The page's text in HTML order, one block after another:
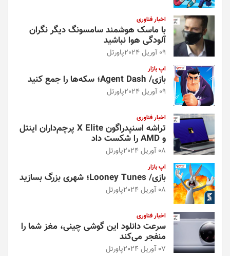
اخبار فناوری
با ماسک هوشمند سامسونگ دیگر نگران
آلودگی هوا نباشید
09 آوریل 2024 پاورتل
اپ بازار
بازی/ Agent Dash؛ سکه‌ها را جمع کنید
09 آوریل 2024 پاورتل
اخبار فناوری
تراشه اسنپدراگون X Elite پرچم‌داران اینتل
و AMD را شکست داد
08 آوریل 2024 پاورتل
اپ بازار
بازی/ Looney Tunes؛ شهری بزرگ بسازید
08 آوریل 2024 پاورتل
اخبار فناوری
سرعت دانلود این گوشی چینی، مغز شما را
منفجر می‌کند
07 آوریل 2024 پاورتل